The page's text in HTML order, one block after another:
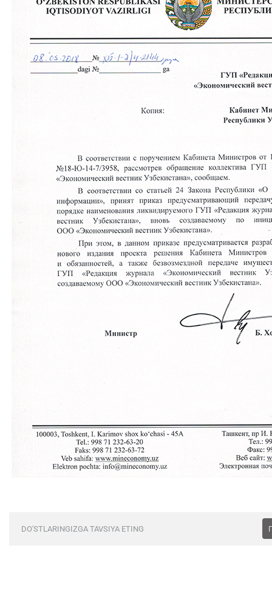
DO'STLARINGIZGA TAVSIYA ETING